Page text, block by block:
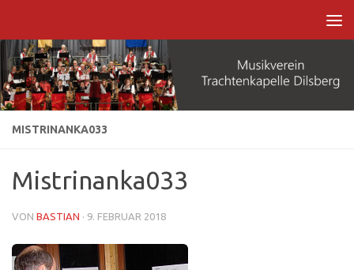
MISTRINANKA033
Mistrinanka033
VON BASTIAN · 9. FEBRUAR 2018